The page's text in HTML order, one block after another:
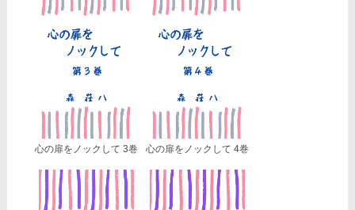
心の扉をノックして 3巻 心の扉をノックして 4巻